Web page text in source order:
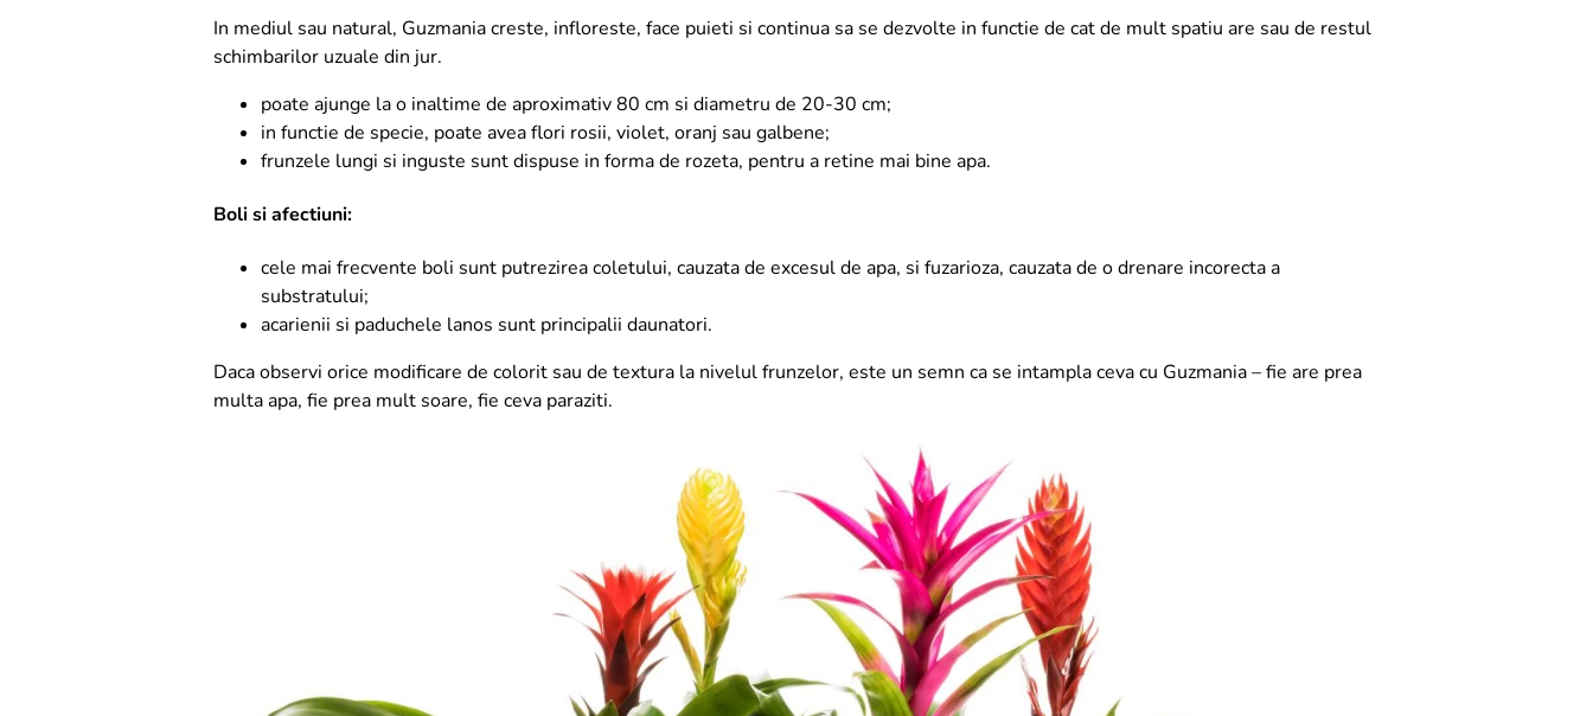
In mediul sau natural, Guzmania creste, infloreste, face puieti si continua sa se dezvolte in functie de cat de mult spatiu are sau de restul
schimbarilor uzuale din jur.
poate ajunge la o inaltime de aproximativ 80 cm si diametru de 20-30 cm;
in functie de specie, poate avea flori rosii, violet, oranj sau galbene;
frunzele lungi si inguste sunt dispuse in forma de rozeta, pentru a retine mai bine apa.
Boli si afectiuni:
cele mai frecvente boli sunt putrezirea coletului, cauzata de excesul de apa, si fuzarioza, cauzata de o drenare incorecta a
substratului;
acarienii si paduchele lanos sunt principalii daunatori.
Daca observi orice modificare de colorit sau de textura la nivelul frunzelor, este un semn ca se intampla ceva cu Guzmania – fie are prea
multa apa, fie prea mult soare, fie ceva paraziti.